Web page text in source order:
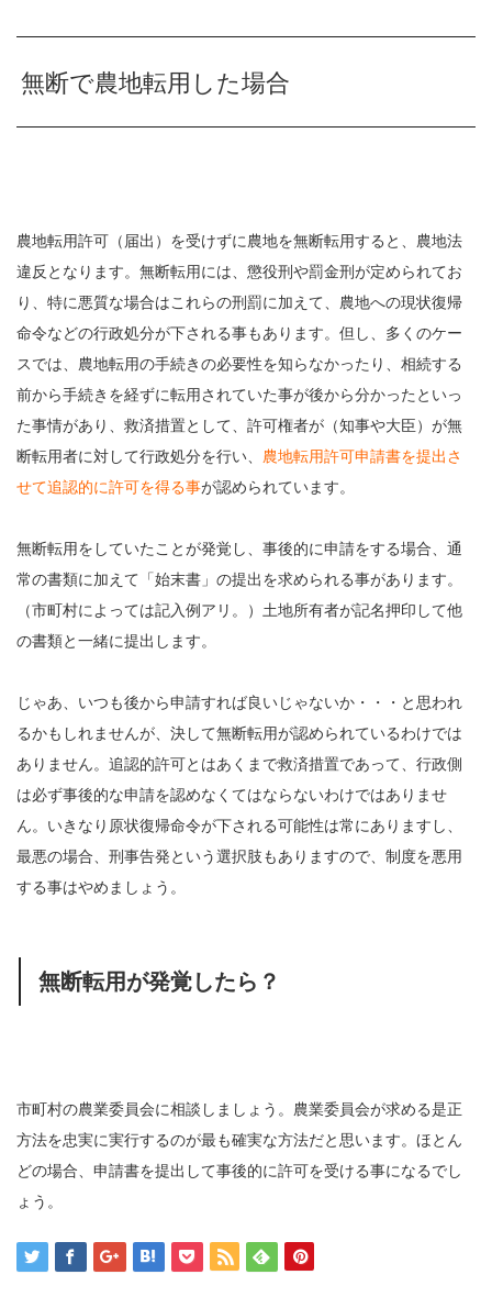
無断で農地転用した場合
農地転用許可（届出）を受けずに農地を無断転用すると、農地法
違反となります。無断転用には、懲役刑や罰金刑が定められてお
り、特に悪質な場合はこれらの刑罰に加えて、農地への現状復帰
命令などの行政処分が下される事もあります。但し、多くのケー
スでは、農地転用の手続きの必要性を知らなかったり、相続する
前から手続きを経ずに転用されていた事が後から分かったといっ
た事情があり、救済措置として、許可権者が（知事や大臣）が無
断転用者に対して行政処分を行い、 農地転用許可申請書を提出さ
せて追認的に許可を得る事が認められています。
無断転用をしていたことが発覚し、事後的に申請をする場合、通
常の書類に加えて「始末書」の提出を求められる事があります。
（市町村によっては記入例アリ。）土地所有者が記名押印して他
の書類と一緒に提出します。
じゃあ、いつも後から申請すれば良いじゃないか・・・と思われ
るかもしれませんが、決して無断転用が認められているわけでは
ありません。追認的許可とはあくまで救済措置であって、行政側
は必ず事後的な申請を認めなくてはならないわけではありませ
ん。いきなり原状復帰命令が下される可能性は常にありますし、
最悪の場合、刑事告発という選択肢もありますので、制度を悪用
する事はやめましょう。
無断転用が発覚したら？
市町村の農業委員会に相談しましょう。農業委員会が求める是正
方法を忠実に実行するのが最も確実な方法だと思います。ほとん
どの場合、申請書を提出して事後的に許可を受ける事になるでし
ょう。